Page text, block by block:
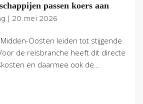
passen koers aan
20 mei 2026
Oosten leiden tot stijgende
de reisbranche heeft dit directe
en daarmee ook de…